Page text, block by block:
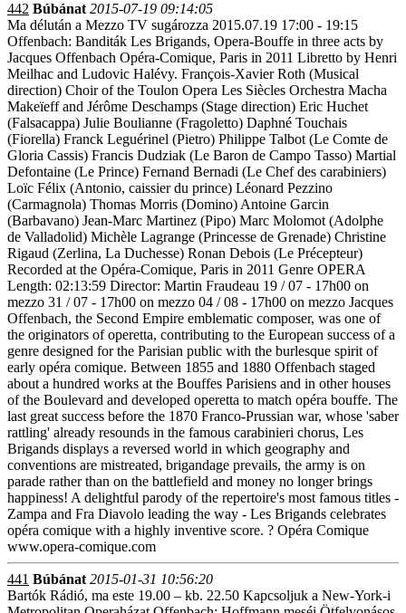
442 Búbánat 2015-07-19 09:14:05
Ma délután a Mezzo TV sugározza 2015.07.19 17:00 - 19:15
Offenbach: Banditák Les Brigands, Opera-Bouffe in three acts by
Jacques Offenbach Opéra-Comique, Paris in 2011 Libretto by Henri
Meilhac and Ludovic Halévy. François-Xavier Roth (Musical
direction) Choir of the Toulon Opera Les Siècles Orchestra Macha
Makeïeff and Jérôme Deschamps (Stage direction) Eric Huchet
(Falsacappa) Julie Boulianne (Fragoletto) Daphné Touchais
(Fiorella) Franck Leguérinel (Pietro) Philippe Talbot (Le Comte de
Gloria Cassis) Francis Dudziak (Le Baron de Campo Tasso) Martial
Defontaine (Le Prince) Fernand Bernadi (Le Chef des carabiniers)
Loïc Félix (Antonio, caissier du prince) Léonard Pezzino
(Carmagnola) Thomas Morris (Domino) Antoine Garcin
(Barbavano) Jean-Marc Martinez (Pipo) Marc Molomot (Adolphe
de Valladolid) Michèle Lagrange (Princesse de Grenade) Christine
Rigaud (Zerlina, La Duchesse) Ronan Debois (Le Précepteur)
Recorded at the Opéra-Comique, Paris in 2011 Genre OPERA
Length: 02:13:59 Director: Martin Fraudeau 19 / 07 - 17h00 on
mezzo 31 / 07 - 17h00 on mezzo 04 / 08 - 17h00 on mezzo Jacques
Offenbach, the Second Empire emblematic composer, was one of
the originators of operetta, contributing to the European success of a
genre designed for the Parisian public with the burlesque spirit of
early opéra comique. Between 1855 and 1880 Offenbach staged
about a hundred works at the Bouffes Parisiens and in other houses
of the Boulevard and developed operetta to match opéra bouffe. The
last great success before the 1870 Franco-Prussian war, whose 'saber
rattling' already resounds in the famous carabinieri chorus, Les
Brigands displays a reversed world in which geography and
conventions are mistreated, brigandage prevails, the army is on
parade rather than on the battlefield and money no longer brings
happiness! A delightful parody of the repertoire's most famous titles -
Zampa and Fra Diavolo leading the way - Les Brigands celebrates
opéra comique with a highly inventive score. ? Opéra Comique
www.opera-comique.com
441 Búbánat 2015-01-31 10:56:20
Bartók Rádió, ma este 19.00 – kb. 22.50 Kapcsoljuk a New-York-i